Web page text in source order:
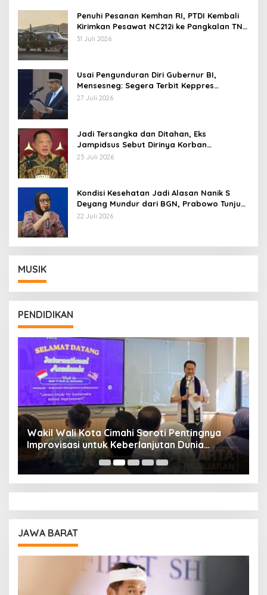
Penuhi Pesanan Kemhan RI, PTDI Kembali
Kirimkan Pesawat NC212i ke Pangkalan TNI
AU
31 Juli 2026
Usai Pengunduran Diri Gubernur BI,
Mensesneg: Segera Terbit Keppres
Pemberhentian dengan Hormat
27 Juli 2026
Jadi Tersangka dan Ditahan, Eks
Jampidsus Sebut Dirinya Korban
Kriminalisasi
25 Juli 2026
Kondisi Kesehatan Jadi Alasan Nanik S
Deyang Mundur dari BGN, Prabowo Tunjuk
Wamentan Sudaryono
22 Juli 2026
MUSIK
PENDIDIKAN
Wakil Wali Kota Cimahi Soroti Pentingnya
Improvisasi untuk Keberlanjutan Dunia
Pendidikan
JAWA BARAT